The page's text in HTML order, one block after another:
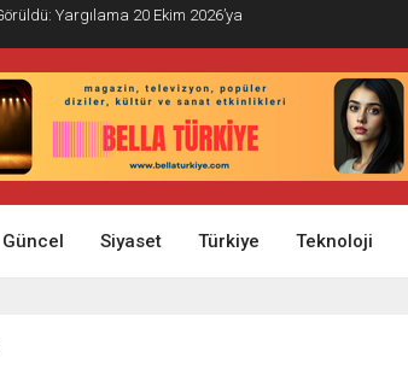
Yargılama 20 Ekim 2026’ya
Güncel Siyaset Türkiye Teknoloji